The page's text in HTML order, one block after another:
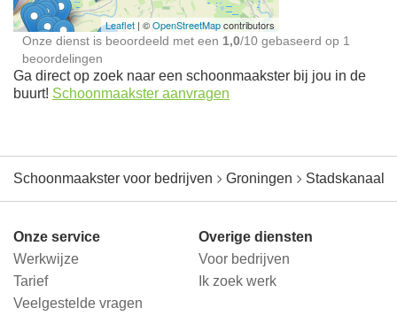
Leaflet | ©OpenStreetMapcontributors
Onze dienst is beoordeeld met een 1,0/10 gebaseerd op 1
beoordelingen
Ga direct op zoek naar een schoonmaakster bij jou in de
buurt! Schoonmaakster aanvragen
Schoonmaakster voor bedrijven Groningen Stadskanaal
Onze service
Werkwijze
Tarief
Veelgestelde vragen
Overige diensten
Voor bedrijven
Ik zoek werk